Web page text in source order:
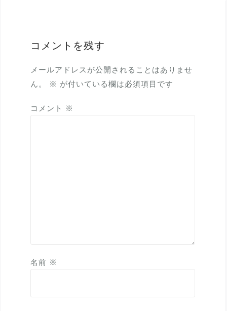
コメントを残す
メールアドレスが公開されることはありませ
ん。
※ が付いている欄は必須項目です
コメント ※
名前 ※